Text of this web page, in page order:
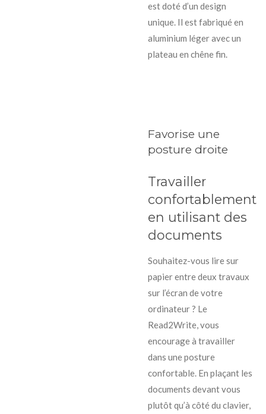
est doté d’un design
unique. Il est fabriqué en
aluminium léger avec un
plateau en chêne fin.
Favorise une
posture droite
Travailler
confortablement
en utilisant des
documents
Souhaitez-vous lire sur
papier entre deux travaux
sur l’écran de votre
ordinateur ? Le
Read2Write, vous
encourage à travailler
dans une posture
confortable. En plaçant les
documents devant vous
plutôt qu’à côté du clavier,